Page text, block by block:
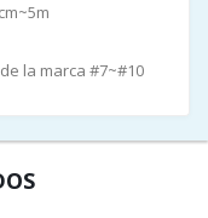
la marca #7~#10